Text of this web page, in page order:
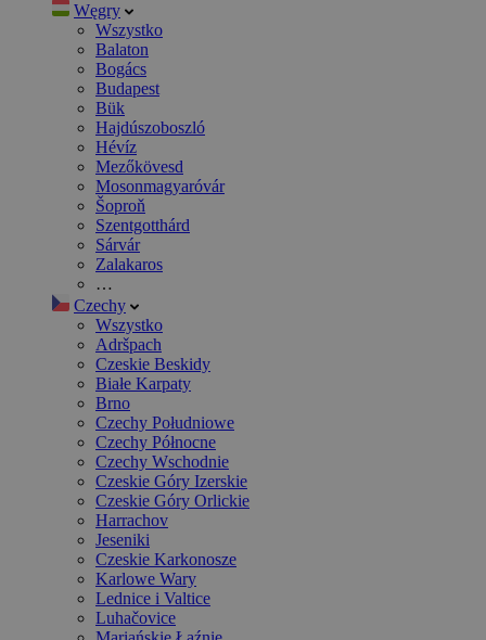
Węgry
Wszystko
Balaton
Bogács
Budapest
Bük
Hajdúszoboszló
Hévíz
Mezőkövesd
Mosonmagyaróvár
Šoproň
Szentgotthárd
Sárvár
Zalakaros
…
Czechy
Wszystko
Adršpach
Czeskie Beskidy
Białe Karpaty
Brno
Czechy Południowe
Czechy Północne
Czechy Wschodnie
Czeskie Góry Izerskie
Czeskie Góry Orlickie
Harrachov
Jeseniki
Czeskie Karkonosze
Karlowe Wary
Lednice i Valtice
Luhačovice